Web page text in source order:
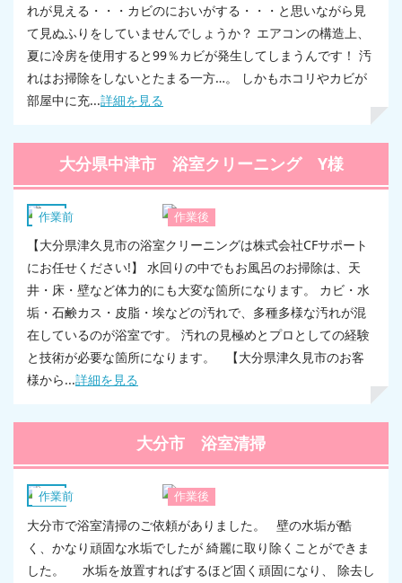
れが見える・・・カビのにおいがする・・・と思いながら見
て見ぬふりをしていませんでしょうか？ エアコンの構造上、
夏に冷房を使用すると99％カビが発生してしまうんです！ 汚
れはお掃除をしないとたまる一方…。 しかもホコリやカビが
部屋中に充...詳細を見る
大分県中津市 浴室クリーニング Y様
作業前 作業後
浴室
【大分県津久見市の浴室クリーニングは株式会社CFサポート
にお任せください!】 水回りの中でもお風呂のお掃除は、天
井・床・壁など体力的にも大変な箇所になります。 カビ・水
垢・石鹸カス・皮脂・埃などの汚れで、多種多様な汚れが混
在しているのが浴室です。 汚れの見極めとプロとしての経験
と技術が必要な箇所になります。 【大分県津久見市のお客
様から...詳細を見る
大分市 浴室清掃
作業前 作業後
浴室
大分市で浴室清掃のご依頼がありました。 壁の水垢が酷
く、かなり頑固な水垢でしたが 綺麗に取り除くことができま
した。 水垢を放置すればするほど固く頑固になり、 除去し